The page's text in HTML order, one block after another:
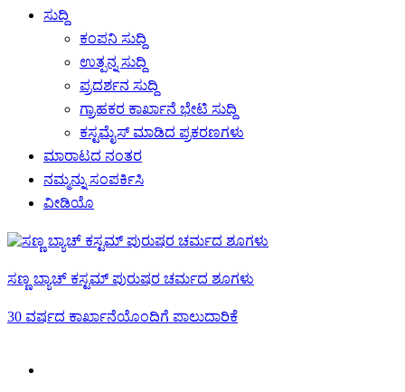
ಸುದ್ದಿ
ಕಂಪನಿ ಸುದ್ದಿ
ಉತ್ಪನ್ನ ಸುದ್ದಿ
ಪ್ರದರ್ಶನ ಸುದ್ದಿ
ಗ್ರಾಹಕರ ಕಾರ್ಖಾನೆ ಭೇಟಿ ಸುದ್ದಿ
ಕಸ್ಟಮೈಸ್ ಮಾಡಿದ ಪ್ರಕರಣಗಳು
ಮಾರಾಟದ ನಂತರ
ನಮ್ಮನ್ನು ಸಂಪರ್ಕಿಸಿ
ವೀಡಿಯೊ
ಸಣ್ಣ ಬ್ಯಾಚ್ ಕಸ್ಟಮ್ ಪುರುಷರ ಚರ್ಮದ ಶೂಗಳು
30 ವರ್ಷದ ಕಾರ್ಖಾನೆಯೊಂದಿಗೆ ಪಾಲುದಾರಿಕೆ